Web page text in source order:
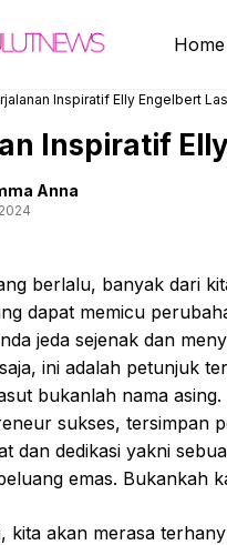
Home
Inspiratif Elly Engelbert
Inspiratif
Anna
berlalu, banyak dari
dapat memicu
jeda sejenak dan
ini adalah petunjuk
bukanlah nama
sukses, tersimpan
dan dedikasi yakni
emas. Bukankah
kita akan merasa